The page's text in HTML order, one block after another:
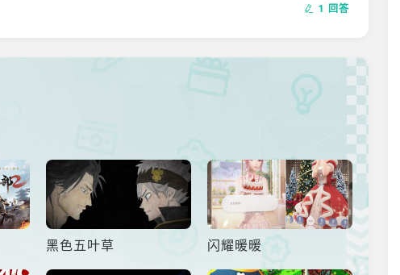
1 回答
黑色五叶草 闪耀暖暖